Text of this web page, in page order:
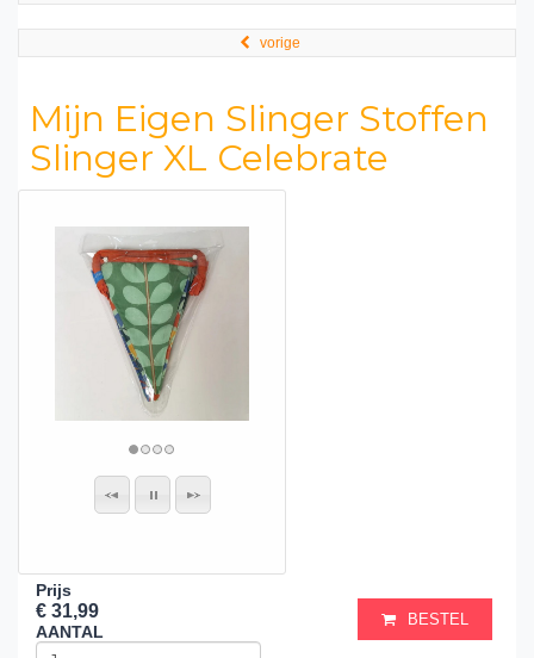
vorige
Mijn Eigen Slinger Stoffen
Slinger XL Celebrate
Prijs
€ 31,99
AANTAL
BESTEL